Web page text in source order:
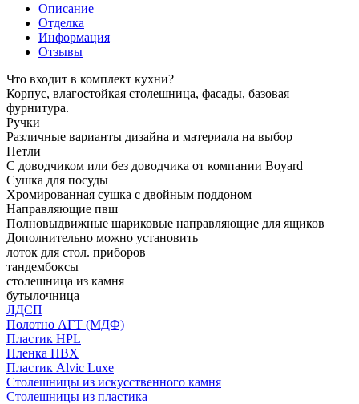
Описание
Отделка
Информация
Отзывы
Что входит в комплект кухни?
Корпус, влагостойкая столешница, фасады, базовая
фурнитура.
Ручки
Различные варианты дизайна и материала на выбор
Петли
С доводчиком или без доводчика от компании Boyard
Сушка для посуды
Хромированная сушка с двойным поддоном
Направляющие пвш
Полновыдвижные шариковые направляющие для ящиков
Дополнительно можно установить
лоток для стол. приборов
тандембоксы
столешница из камня
бутылочница
ЛДСП
Полотно АГТ (МДФ)
Пластик HPL
Пленка ПВХ
Пластик Alvic Luxe
Столешницы из искусственного камня
Столешницы из пластика